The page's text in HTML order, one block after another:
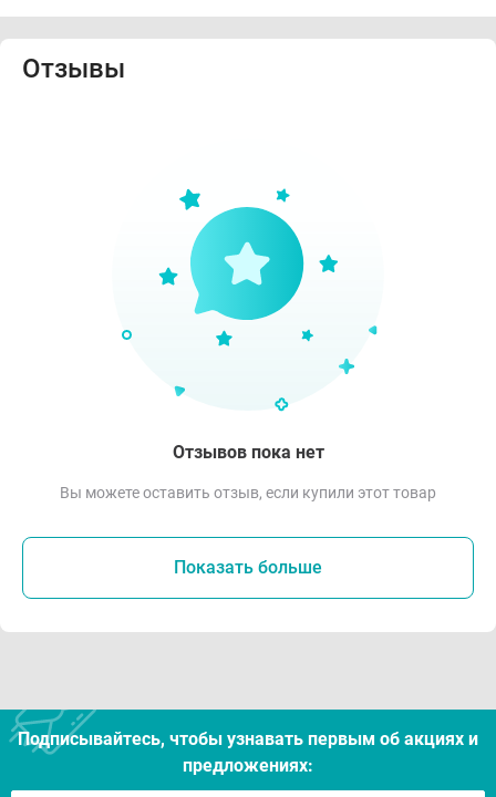
Отзывы
Отзывов пока нет
Вы можете оставить отзыв, если купили этот товар
Показать больше
Подписывайтесь, чтобы узнавать первым об акцияx и
предложениях: